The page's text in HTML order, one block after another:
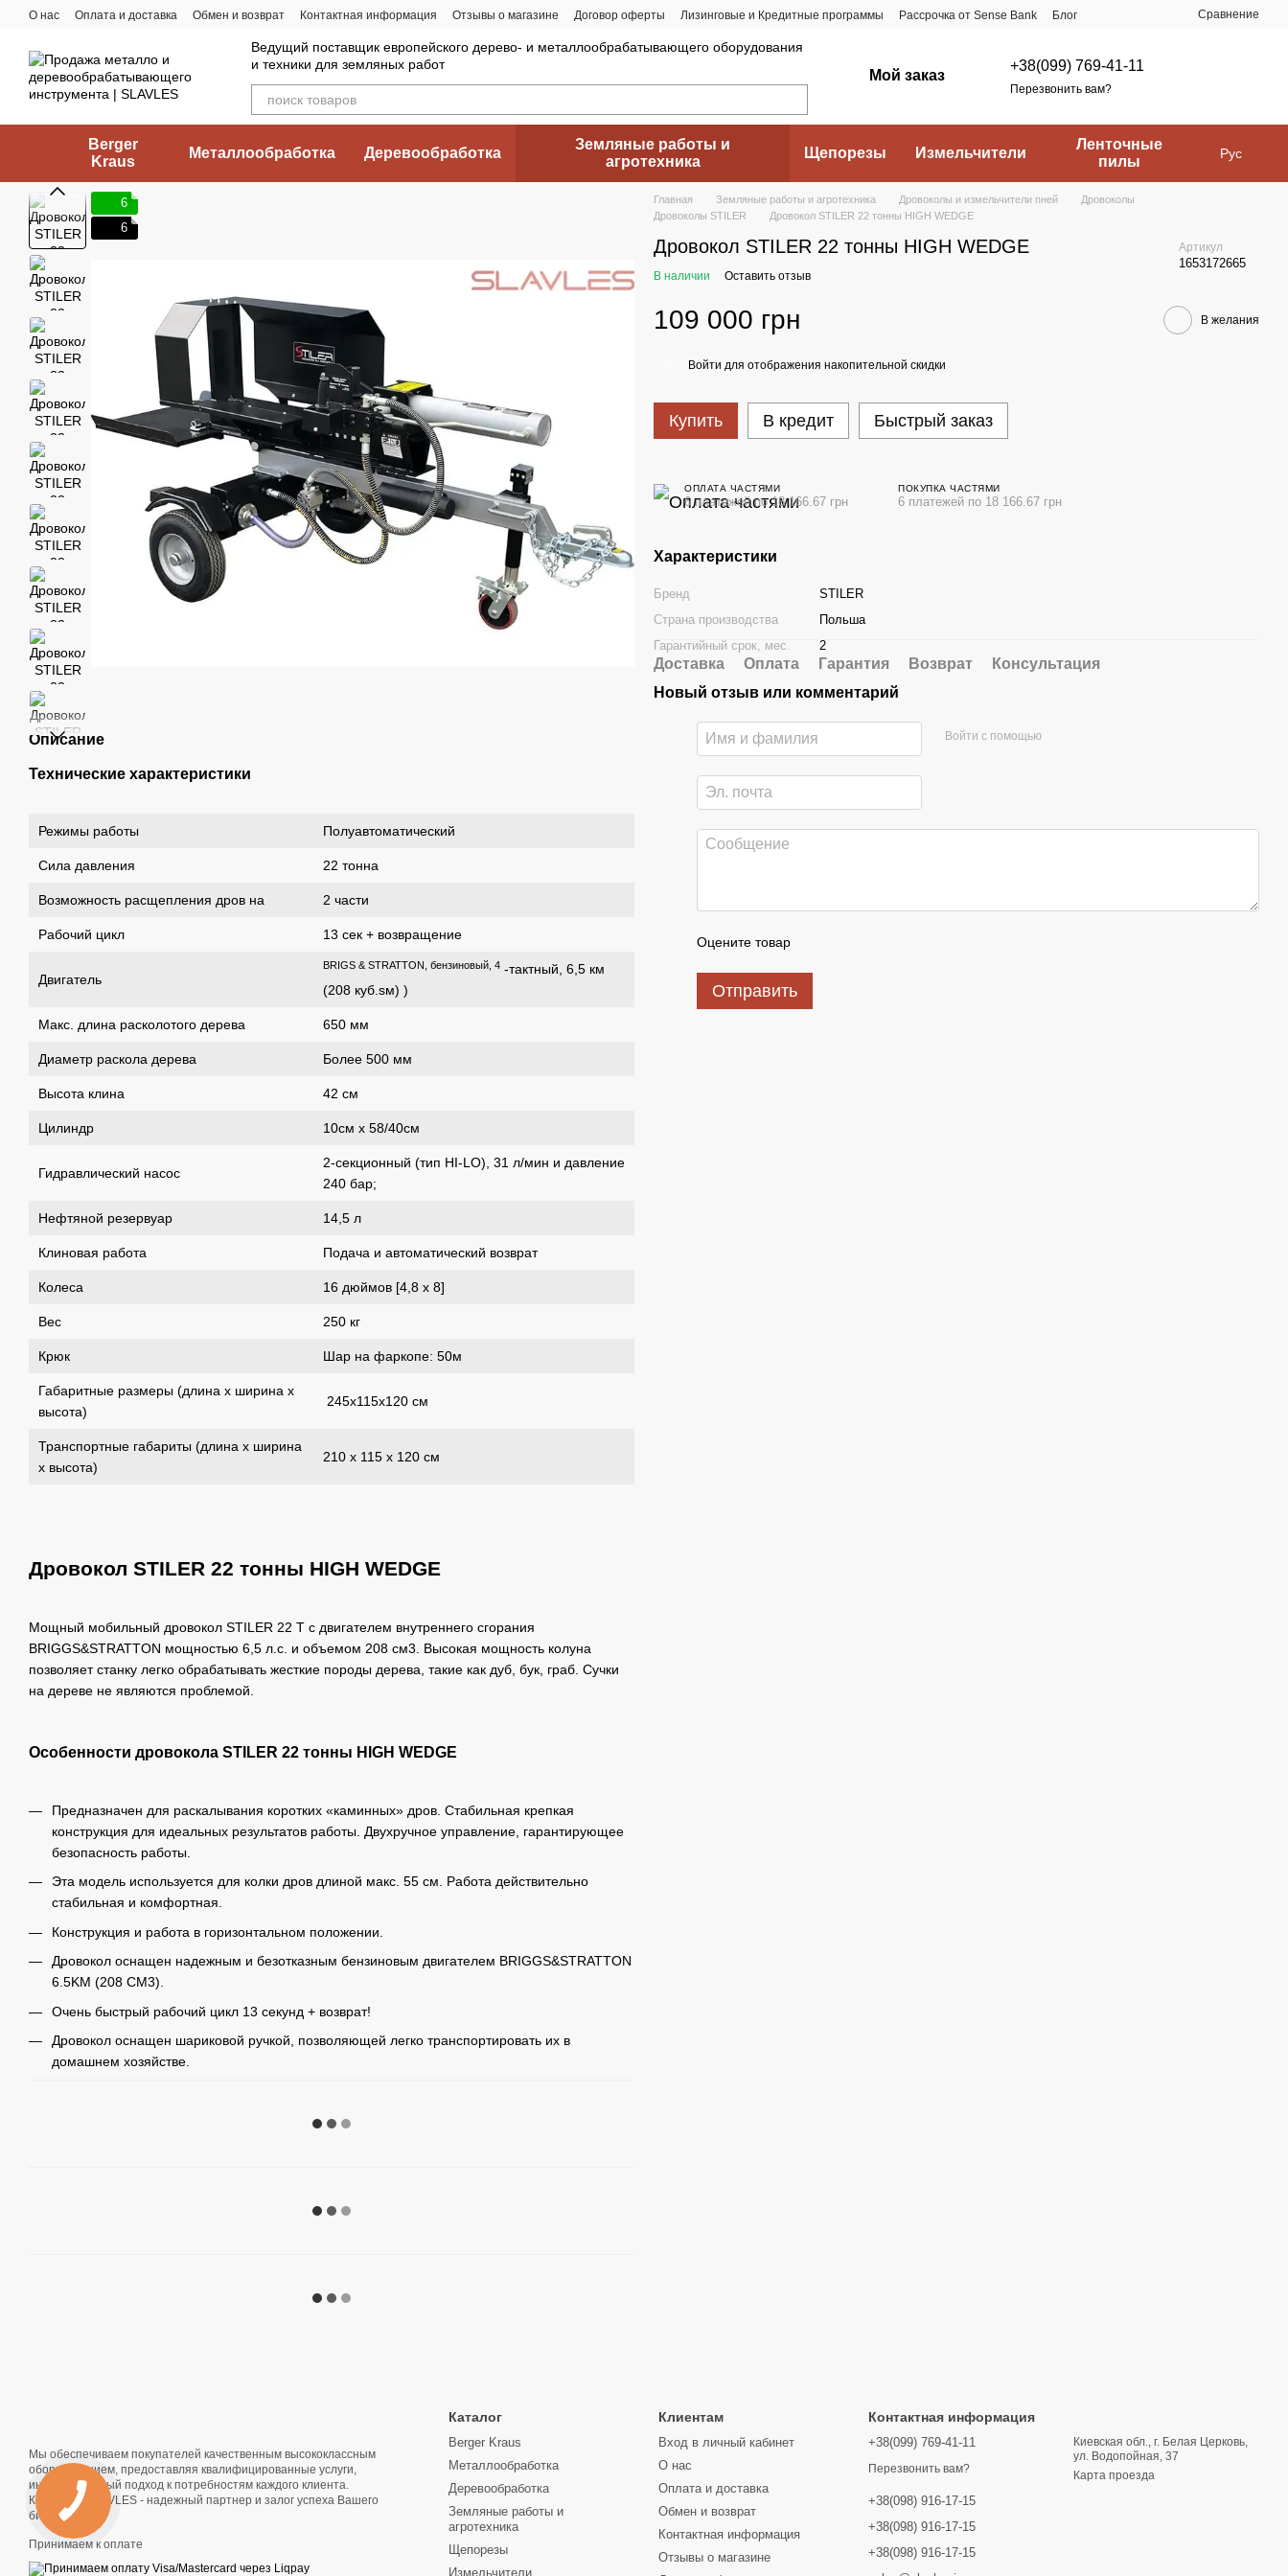
Перейти к основному контенту
О нас Оплата и доставка Обмен и возврат Контактная информация Отзывы о магазине Договор оферты Лизинговые и Кредитные программы Рассрочка от Sense Bank Блог Сравнение
Ведущий поставщик европейского дерево- и металлообрабатывающего оборудования
и техники для земляных работ
Мой заказ
+38(099) 769-41-11
Перезвонить вам?
Berger
Kraus
Металлообработка Деревообработка
Земляные работы и
агротехника
Щепорезы Измельчители
Ленточные
пилы
Рус
6
6
Описание
Технические характеристики
Режимы работы Полуавтоматический
Сила давления 22 тонна
Возможность расщепления дров на 2 части
Рабочий цикл 13 сек + возвращение
Двигатель
BRIGS & STRATTON, бензиновый, 4 -тактный, 6,5 км
(208 куб.sм) )
Макс. длина расколотого дерева 650 мм
Диаметр раскола дерева Более 500 мм
Высота клина 42 см
Цилиндр 10см х 58/40см
Гидравлический насос
2-секционный (тип HI-LO), 31 л/мин и давление
240 бар;
Нефтяной резервуар 14,5 л
Клиновая работа Подача и автоматический возврат
Колеса 16 дюймов [4,8 х 8]
Вес 250 кг
Крюк Шар на фаркопе: 50м
Габаритные размеры (длина x ширина x
высота)
245x115x120 см
Транспортные габариты (длина x ширина
x высота)
210 х 115 x 120 см
Дровокол STILER 22 тонны HIGH WEDGE
Мощный мобильный дровокол STILER 22 T с двигателем внутреннего сгорания
BRIGGS&STRATTON мощностью 6,5 л.с. и объемом 208 см3. Высокая мощность колуна
позволяет станку легко обрабатывать жесткие породы дерева, такие как дуб, бук, граб. Сучки
на дереве не являются проблемой.
Особенности дровокола STILER 22 тонны HIGH WEDGE
Предназначен для раскалывания коротких «каминных» дров. Стабильная крепкая
конструкция для идеальных результатов работы. Двухручное управление, гарантирующее
безопасность работы.
Эта модель используется для колки дров длиной макс. 55 см. Работа действительно
стабильная и комфортная.
Конструкция и работа в горизонтальном положении.
Дровокол оснащен надежным и безотказным бензиновым двигателем BRIGGS&STRATTON
6.5KM (208 CM3).
Очень быстрый рабочий цикл 13 секунд + возврат!
Дровокол оснащен шариковой ручкой, позволяющей легко транспортировать их в
домашнем хозяйстве.
Главная Земляные работы и агротехника Дровоколы и измельчители пней
Дровоколы
Дровоколы STILER
Дровокол STILER 22 тонны HIGH WEDGE
Дровокол STILER 22 тонны HIGH WEDGE Артикул
1653172665
В наличии Оставить отзыв
109 000 грн В желания
Войти для отображения накопительной скидки
Купить В кредит Быстрый заказ
ОПЛАТА ЧАСТЯМИ
6 платежей по 18 166.67 грн
ПОКУПКА ЧАСТЯМИ
6 платежей по 18 166.67 грн
Характеристики
Бренд
STILER
Страна производства
Польша
Гарантийный срок, мес.
2
Доставка Оплата Гарантия Возврат
Консультация
Новый отзыв или комментарий
Войти с помощью
Оцените товар
Отправить
Мы обеспечиваем покупателей качественным высококлассным
оборудованием, предоставляя квалифицированные услуги,
индивидуальный подход к потребностям каждого клиента.
Компания SLAVLES - надежный партнер и залог успеха Вашего
бизнеса!
Принимаем к оплате
Каталог
Berger Kraus
Металлообработка
Деревообработка
Земляные работы и
агротехника
Щепорезы
Измельчители
Клиентам
Вход в личный кабинет
О нас
Оплата и доставка
Обмен и возврат
Контактная информация
Отзывы о магазине
Контактная информация
+38(099) 769-41-11
Перезвонить вам?
+38(098) 916-17-15
+38(098) 916-17-15
+38(098) 916-17-15
Киевская обл., г. Белая Церковь,
ул. Водопойная, 37
Карта проезда